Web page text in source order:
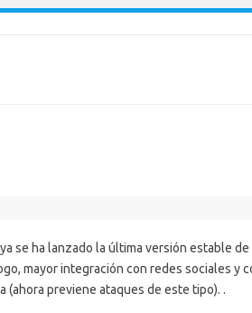
se ha lanzado la última versión estable
mayor integración con redes sociales y
(ahora previene ataques de este tipo). .